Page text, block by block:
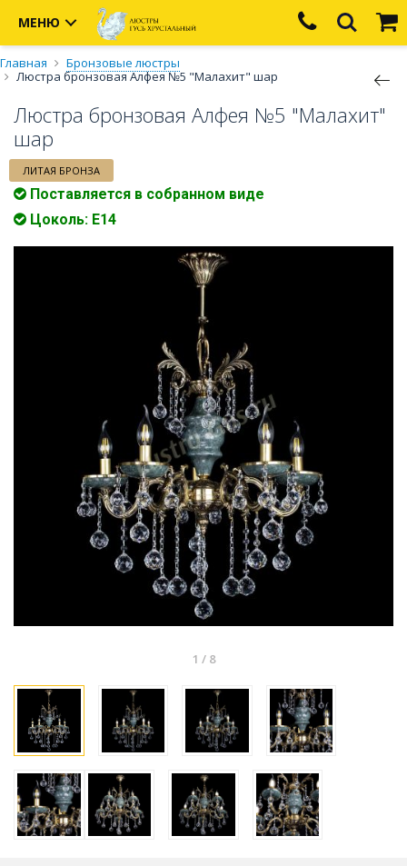
МЕНЮ
Главная
Бронзовые люстры
Люстра бронзовая Алфея №5 "Малахит" шар
Люстра бронзовая Алфея №5 "Малахит"
шар
ЛИТАЯ БРОНЗА
Поставляется в собранном виде
Цоколь: Е14
1 / 8